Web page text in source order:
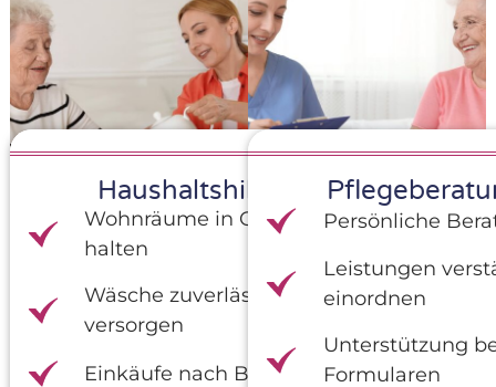
Haushaltshilfe
Wohnräume in Ordnung
halten
Wäsche zuverlässig
versorgen
Einkäufe nach Bedarf
Persönliche
Leistungen
einordnen
Unterstützung
Formularen